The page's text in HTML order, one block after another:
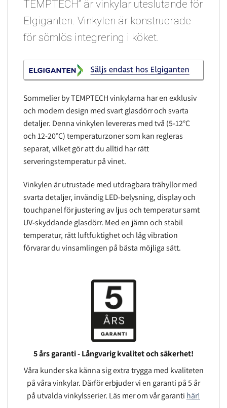
TEMPTECH” är vinkylar uteslutande för
Elgiganten. Vinkylen är konstruerade
för sömlös integrering i köket.
Sommelier by TEMPTECH vinkylarna har en exklusiv
och modern design med svart glasdörr och svarta
detaljer. Denna vinkylen levereras med två (5-12°C
och 12-20°C) temperaturzoner som kan regleras
separat, vilket gör att du alltid har rätt
serveringstemperatur på vinet.
Vinkylen är utrustade med utdragbara trähyllor med
svarta detaljer, invändig LED-belysning, display och
touchpanel för justering av ljus och temperatur samt
UV-skyddande glasdörr. Med en jämn och stabil
temperatur, rätt luftfuktighet och låg vibration
förvarar du vinsamlingen på bästa möjliga sätt.
5 års garanti - Långvarig kvalitet och säkerhet!
Våra kunder ska känna sig extra trygga med kvaliteten
på våra vinkylar. Därför erbjuder vi en garanti på 5 år
på utvalda vinkylsserier. Läs mer om vår garanti här!